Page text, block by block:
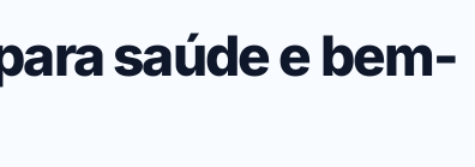
saúde e bem-